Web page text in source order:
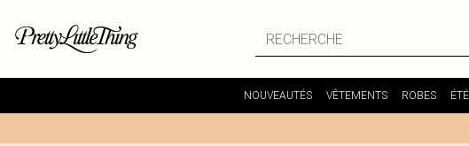
NOUVEAUTÉS VÊTEMENTS ROBES ÉTÉ